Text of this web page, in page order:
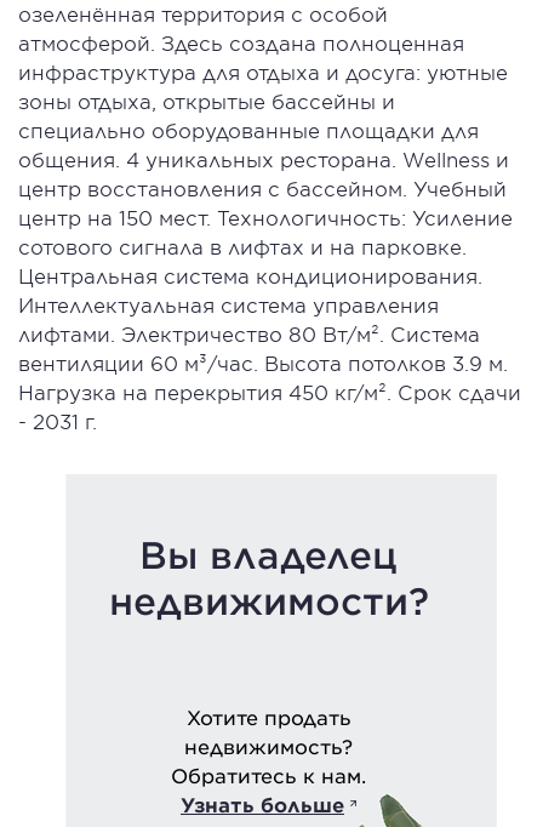
озеленённая территория с особой
атмосферой. Здесь создана полноценная
инфраструктура для отдыха и досуга: уютные
зоны отдыха, открытые бассейны и
специально оборудованные площадки для
общения. 4 уникальных ресторана. Wellness и
центр восстановления с бассейном. Учебный
центр на 150 мест. Технологичность: Усиление
сотового сигнала в лифтах и на парковке.
Центральная система кондиционирования.
Интеллектуальная система управления
лифтами. Электричество 80 Вт/м². Система
вентиляции 60 м³/час. Высота потолков 3.9 м.
Нагрузка на перекрытия 450 кг/м². Срок сдачи
- 2031 г.
Вы владелец
недвижимости?
Хотите продать
недвижимость?
Обратитесь к нам.
Узнать больше